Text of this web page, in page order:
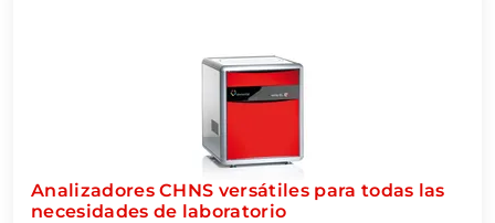
Analizadores CHNS versátiles para todas las
necesidades de laboratorio